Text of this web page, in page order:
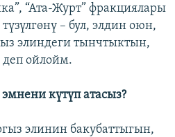
“Ата-Журт” фракциялары
– бул, элдин оюн,
элиндеги тынчтыктын,
ойлойм.
күтүп атасыз?
элинин бакубаттыгын,